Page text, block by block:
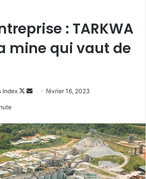
: TARKWA
mine qui vaut de
Index
Follow
Envoyerfévrier 16, 2023